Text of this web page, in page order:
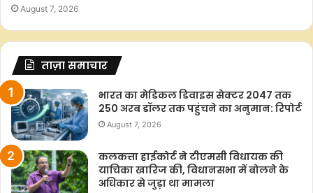
August 7, 2026
ताज़ा समाचार
भारत का मेडिकल डिवाइस सेक्टर 2047 तक
250 अरब डॉलर तक पहुंचने का अनुमान: रिपोर्ट
August 7, 2026
कलकत्ता हाईकोर्ट ने टीएमसी विधायक की
याचिका खारिज की, विधानसभा में बोलने के
अधिकार से जुड़ा था मामला